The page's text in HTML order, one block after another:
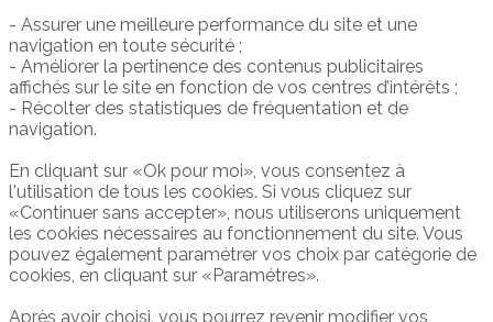
- Assurer une meilleure performance du site et une
navigation en toute sécurité ;
- Améliorer la pertinence des contenus publicitaires
affichés sur le site en fonction de vos centres d’intérêts ;
- Récolter des statistiques de fréquentation et de
navigation.
En cliquant sur «Ok pour moi», vous consentez à
l'utilisation de tous les cookies. Si vous cliquez sur
«Continuer sans accepter», nous utiliserons uniquement
les cookies nécessaires au fonctionnement du site. Vous
pouvez également paramétrer vos choix par catégorie de
cookies, en cliquant sur «Paramétres».
Après avoir choisi, vous pourrez revenir modifier vos